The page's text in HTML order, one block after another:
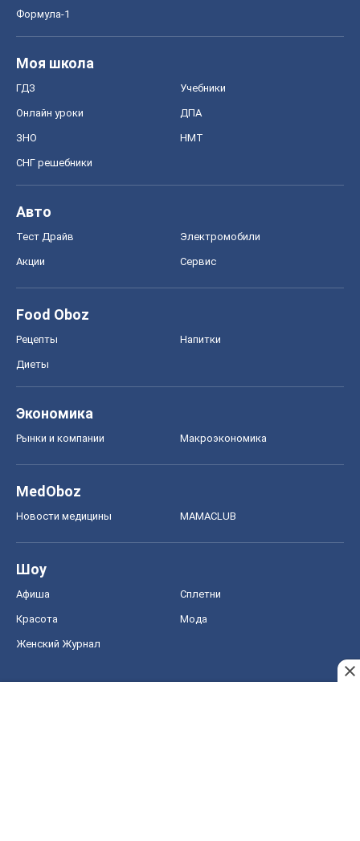
Формула-1
Моя школа
ГДЗ Учебники
Онлайн уроки ДПА
ЗНО НМТ
СНГ решебники
Авто
Тест Драйв Электромобили
Акции Сервис
Food Oboz
Рецепты Напитки
Диеты
Экономика
Рынки и компании Mакроэкономика
MedOboz
Новости медицины MAMACLUB
Шоу
Афиша Сплетни
Красота Мода
Женский Журнал